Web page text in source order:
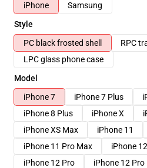
iPhone
Samsung
Style
PC black frosted shell
RPC
LPC glass phone case
Model
iPhone 7
iPhone 7 Plus
iPhone 8 Plus
iPhone X
iPhone XS Max
iPhone 11
iPhone 11 Pro Max
iPhone 12
iPhone 12 Pro
iPhone 12 Pro